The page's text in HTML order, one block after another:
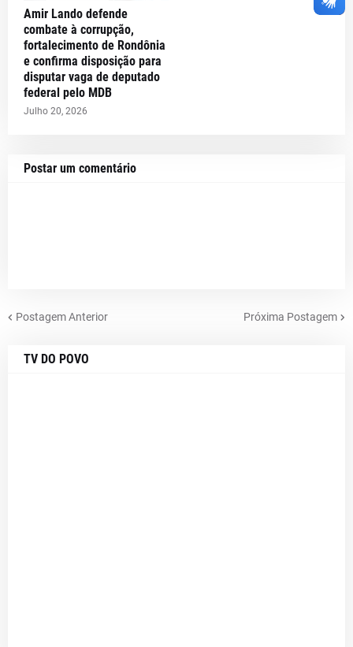
Amir Lando defende
combate à corrupção,
fortalecimento de Rondônia
e confirma disposição para
disputar vaga de deputado
federal pelo MDB
Julho 20, 2026
Postar um comentário
Postagem Anterior Próxima Postagem
TV DO POVO